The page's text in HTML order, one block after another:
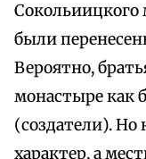
были
Вероятно,
монастыре как
(создатели). Но
характер, а